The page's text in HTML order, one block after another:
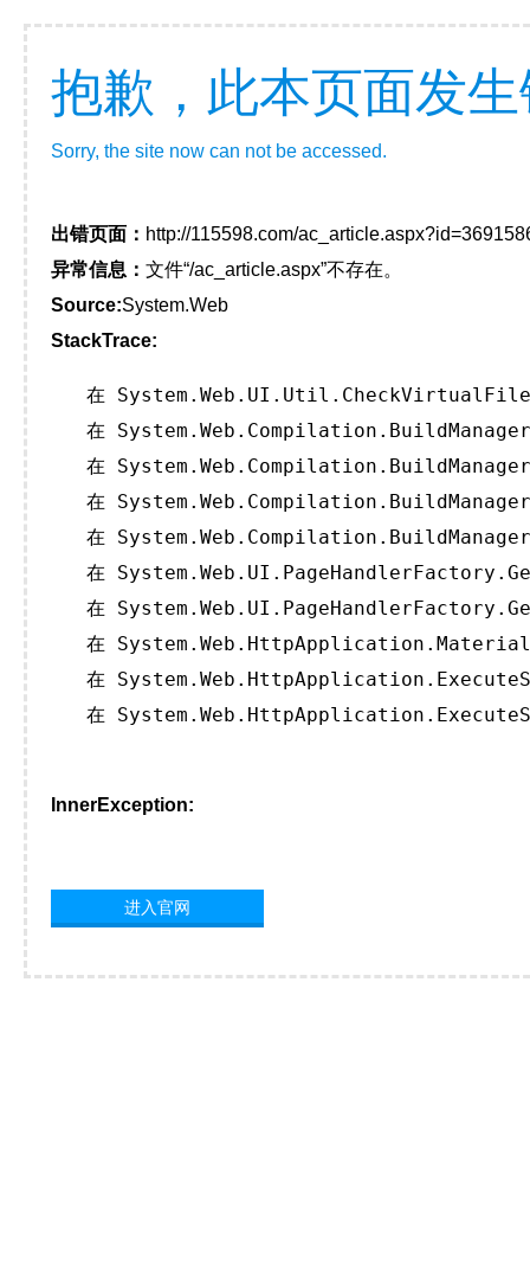
抱歉，此本页面发
Sorry, the site now can not be accessed.
出错页面： http://115598.com/
异常信息： 文件“/ac_article.aspx”不存在。
Source:System.Web
StackTrace:
在
在
在
在
在
在
在
在
在
在
InnerException:
进入官网